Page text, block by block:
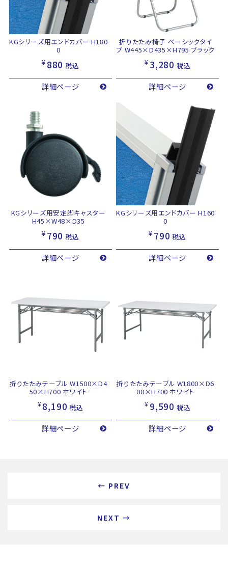
KGシリーズ用エンドカバー H180
0
¥ 880 税込
詳細ページ
折りたたみ椅子 ベーシックタイ
プ W445×D435×H795 ブラック
¥ 3,280 税込
詳細ページ
KGシリーズ用安定脚キャスター
H45×W48×D35
¥ 790 税込
詳細ページ
KGシリーズ用エンドカバー H160
0
¥ 790 税込
詳細ページ
折りたたみテーブル W1500×D4
50×H700 ホワイト
¥8,190 税込
詳細ページ
折りたたみテーブル W1800×D6
00×H700 ホワイト
¥ 9,590 税込
詳細ページ
← PREV
NEXT →